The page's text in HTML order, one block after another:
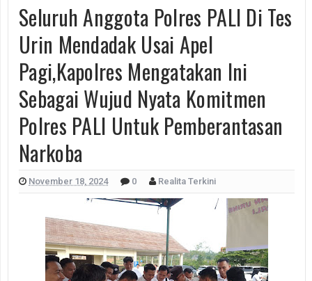
Seluruh Anggota Polres PALI Di Tes
Urin Mendadak Usai Apel
Pagi,Kapolres Mengatakan Ini
Sebagai Wujud Nyata Komitmen
Polres PALI Untuk Pemberantasan
Narkoba
November 18, 2024 0 Realita Terkini